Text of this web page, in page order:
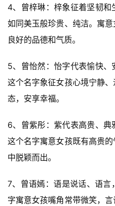
4、曾梓琳：梓象征着坚韧
如同美玉般珍贵、纯洁。寓
良好的品德和气质。
5、曾怡然：怡字代表愉快、
这个名字象征女孩心境宁静
态，安享幸福。
6、曾紫彤：紫代表高贵、典
这个名字寓意女孩既有高贵
中脱颖而出。
7、曾语嫣：语是说话、语言
字寓意女孩嘴角常带微笑，